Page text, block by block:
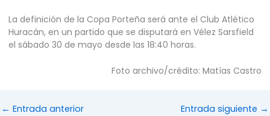
La definición de la Copa Porteña será ante el Club Atlético
Huracán, en un partido que se disputará en Vélez Sarsfield
el sábado 30 de mayo desde las 18:40 horas.
Foto archivo/crédito: Matías Castro
← Entrada anterior Entrada siguiente →